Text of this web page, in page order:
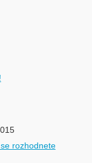
rozhodnete